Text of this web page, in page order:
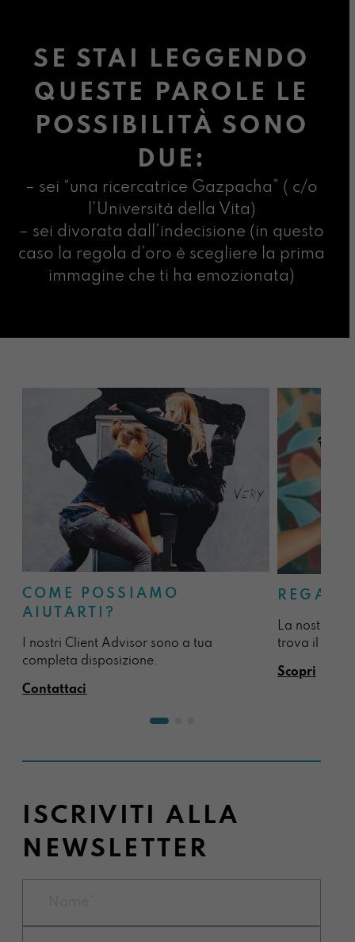
SE STAI LEGGENDO
QUESTE PAROLE LE
POSSIBILITÀ SONO
DUE:
– sei “una ricercatrice Gazpacha” ( c/o
l’Università della Vita)
– sei divorata dall’indecisione (in questo
caso la regola d’oro è scegliere la prima
immagine che ti ha emozionata)
COME POSSIAMO
AIUTARTI?
I nostri Client Advisor sono a tua
completa disposizione.
Contattaci
La nostra
trova il
Scopri
ISCRIVITI ALLA
NEWSLETTER